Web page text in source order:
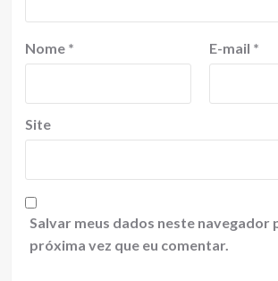
Nome * E-mail *
Site
Salvar meus dados neste navegador
próxima vez que eu comentar.